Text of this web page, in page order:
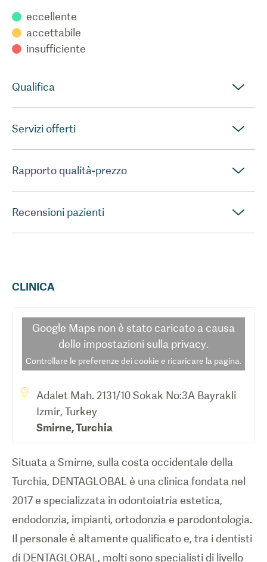
eccellente
accettabile
insufficiente
Qualifica
Servizi offerti
Rapporto qualità-prezzo
Recensioni pazienti
CLINICA
Google Maps non è stato caricato a causa
delle impostazioni sulla privacy.
Controllare le preferenze dei cookie e ricaricare la pagina.
Adalet Mah. 2131/10 Sokak No:3A Bayrakli
Izmir, Turkey
Smirne,Turchia
Situata a Smirne, sulla costa occidentale della
Turchia, DENTAGLOBAL è una clinica fondata nel
2017 e specializzata in odontoiatria estetica,
endodonzia, impianti, ortodonzia e parodontologia.
Il personale è altamente qualificato e, tra i dentisti
di DENTAGLOBAL, molti sono specialisti di livello